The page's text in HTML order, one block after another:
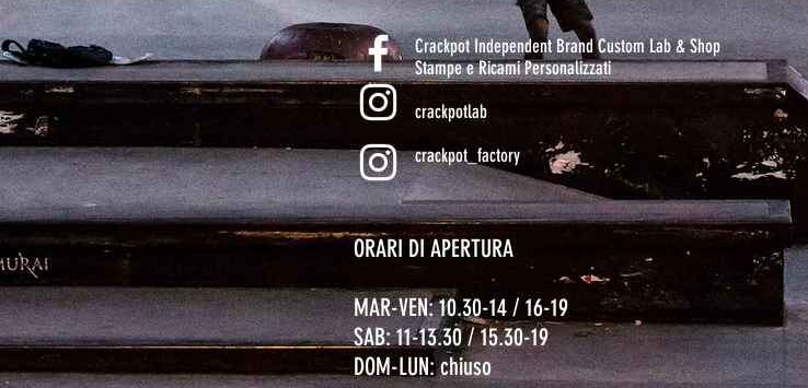
Crackpot Independent Brand Custom Lab & Shop
Stampe e Ricami Personalizzati
crackpotlab
crackpot_factory
ORARI DI APERTURA
MAR-VEN: 10.30-14 / 16-19
SAB: 11-13.30 / 15.30-19
DOM-LUN: chiuso